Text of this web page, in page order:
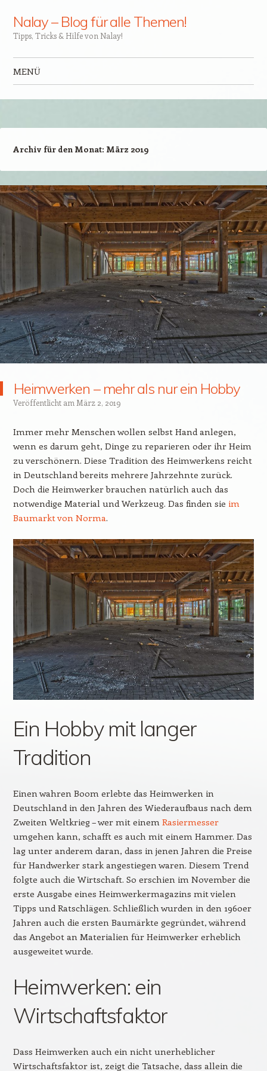
Nalay – Blog für alle Themen!
Tipps, Tricks & Hilfe von Nalay!
MENÜ
Archiv für den Monat: März 2019
Heimwerken – mehr als nur ein Hobby
Veröffentlicht am März 2, 2019
Immer mehr Menschen wollen selbst Hand anlegen,
wenn es darum geht, Dinge zu reparieren oder ihr Heim
zu verschönern. Diese Tradition des Heimwerkens reicht
in Deutschland bereits mehrere Jahrzehnte zurück.
Doch die Heimwerker brauchen natürlich auch das
notwendige Material und Werkzeug. Das finden sie im
Baumarkt von Norma.
Ein Hobby mit langer
Tradition
Einen wahren Boom erlebte das Heimwerken in
Deutschland in den Jahren des Wiederaufbaus nach dem
Zweiten Weltkrieg – wer mit einem Rasiermesser
umgehen kann, schafft es auch mit einem Hammer. Das
lag unter anderem daran, dass in jenen Jahren die Preise
für Handwerker stark angestiegen waren. Diesem Trend
folgte auch die Wirtschaft. So erschien im November die
erste Ausgabe eines Heimwerkermagazins mit vielen
Tipps und Ratschlägen. Schließlich wurden in den 1960er
Jahren auch die ersten Baumärkte gegründet, während
das Angebot an Materialien für Heimwerker erheblich
ausgeweitet wurde.
Heimwerken: ein
Wirtschaftsfaktor
Dass Heimwerken auch ein nicht unerheblicher
Wirtschaftsfaktor ist, zeigt die Tatsache, dass allein die